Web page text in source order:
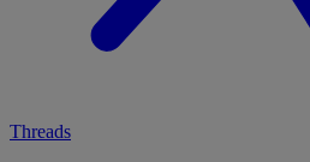
Threads